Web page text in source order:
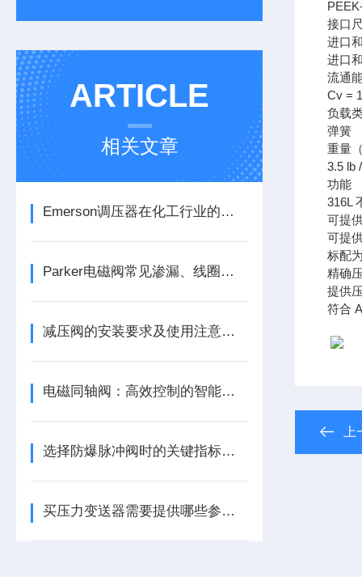
ARTICLE
相关文章
Emerson调压器在化工行业的具体应用
Parker电磁阀常见渗漏、线圈故障排查与日常维护技巧
减压阀的安装要求及使用注意事项
电磁同轴阀：高效控制的智能流体设备
选择防爆脉冲阀时的关键指标有哪些？
买压力变送器需要提供哪些参数呢？
接口
进口
进口
流通
Cv =
负载
弹簧
重量
3.5 lb
功能
316L
可提
可提
标配
精确
提供
符合